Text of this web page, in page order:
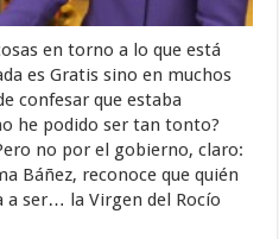
en torno a lo que está
es Gratis sino en muchos
confesar que estaba
he podido ser tan tonto?
no por el gobierno, claro:
Báñez, reconoce que quién
a ser… la Virgen del Rocío